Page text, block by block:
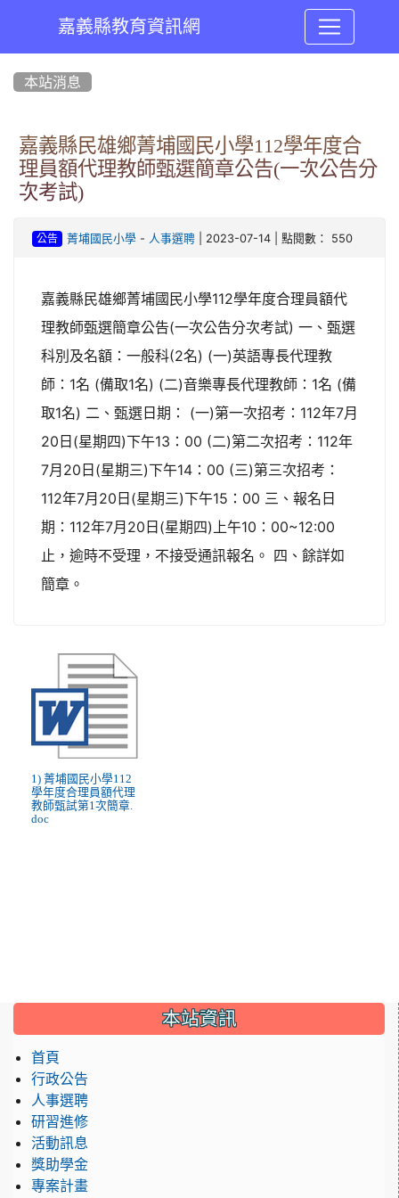
嘉義縣教育資訊網
本站消息
嘉義縣民雄鄉菁埔國民小學112學年度合
理員額代理教師甄選簡章公告(一次公告分
次考試)
公告 菁埔國民小學- 人事選聘| 2023-07-14 | 點閱數： 550
嘉義縣民雄鄉菁埔國民小學112學年度合理員額代
理教師甄選簡章公告(一次公告分次考試) 一、甄選
科別及名額：一般科(2名) (一)英語專長代理教
師：1名 (備取1名) (二)音樂專長代理教師：1名 (備
取1名) 二、甄選日期： (一)第一次招考：112年7月
20日(星期四)下午13：00 (二)第二次招考：112年
7月20日(星期三)下午14：00 (三)第三次招考：
112年7月20日(星期三)下午15：00 三、報名日
期：112年7月20日(星期四)上午10：00~12:00
止，逾時不受理，不接受通訊報名。 四、餘詳如
簡章。
1) 菁埔國民小學112
學年度合理員額代理
教師甄試第1次簡章.
doc
::: 本站資訊
首頁
行政公告
人事選聘
研習進修
活動訊息
獎助學金
專案計畫